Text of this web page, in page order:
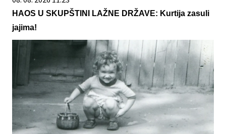
HAOS U SKUPŠTINI LAŽNE DRŽAVE: Kurtija zasuli
jajima!